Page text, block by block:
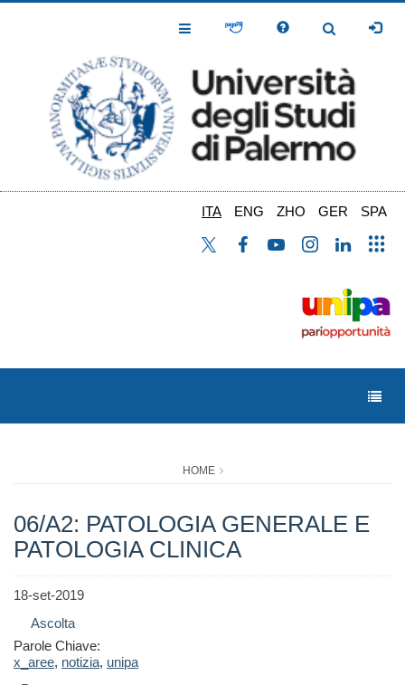
Toggle
Toggle
ITA ENG ZHO GER SPA
HOME
06/A2: PATOLOGIA GENERALE E
PATOLOGIA CLINICA
18-set-2019
Ascolta
Parole Chiave:
x_aree, notizia, unipa